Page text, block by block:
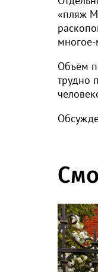
«пляж
Объём
трудно